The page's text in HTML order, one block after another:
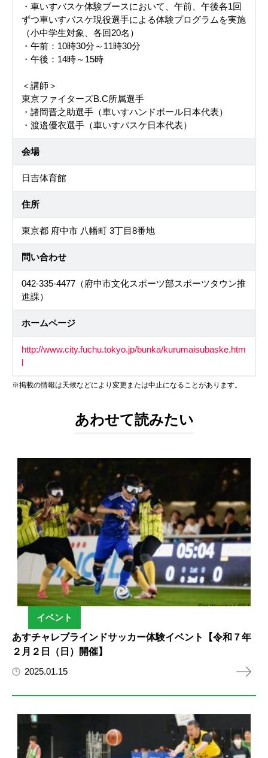
・車いすバスケ体験ブースにおいて、午前、午後各1回
ずつ車いすバスケ現役選手による体験プログラムを実施
（小中学生対象、各回20名）
・午前：10時30分～11時30分
・午後：14時～15時
＜講師＞
東京ファイターズB.C所属選手
・諸岡晋之助選手（車いすハンドボール日本代表）
・渡邉優衣選手（車いすバスケ日本代表）
会場
日吉体育館
住所
東京都 府中市 八幡町 3丁目8番地
問い合わせ
042-335-4477（府中市文化スポーツ部スポーツタウン推
進課）
ホームページ
http://www.city.fuchu.tokyo.jp/bunka/kurumaisubaske.htm
※掲載の情報は天候などにより変更または中止になることがあります。
あわせて読みたい
イベント
あすチャレブラインドサッカー体験イベント【令和７年
２月２日（日）開催】
2025.01.15